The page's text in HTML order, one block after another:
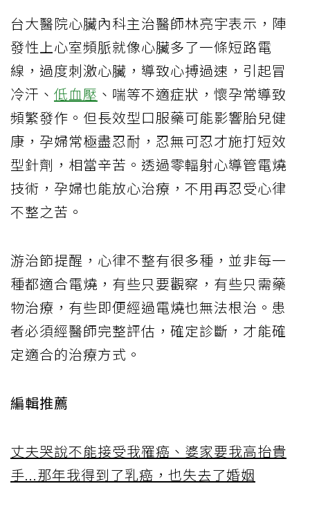
台大醫院心臟內科主治醫師林亮宇表示，陣
發性上心室頻脈就像心臟多了一條短路電
線，過度刺激心臟，導致心搏過速，引起冒
冷汗、 低血壓 、喘等不適症狀，懷孕常導致
頻繁發作。但長效型口服藥可能影響胎兒健
康，孕婦常極盡忍耐，忍無可忍才施打短效
型針劑，相當辛苦。透過零輻射心導管電燒
技術，孕婦也能放心治療，不用再忍受心律
不整之苦。
游治節提醒，心律不整有很多種，並非每一
種都適合電燒，有些只要觀察，有些只需藥
物治療，有些即便經過電燒也無法根治。患
者必須經醫師完整評估，確定診斷，才能確
定適合的治療方式。
編輯推薦
丈夫哭說不能接受我罹癌、婆家要我高抬貴
手...那年我得到了乳癌，也失去了婚姻